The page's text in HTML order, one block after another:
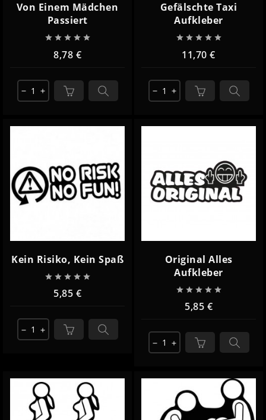
Von Einem Mädchen
Passiert
    
8,78 €
remove add
Gefälschte Taxi
Aufkleber
    
11,70 €
remove add
Kein Risiko, Kein Spaß
    
5,85 €
remove add
Original Alles
Aufkleber
    
5,85 €
remove add